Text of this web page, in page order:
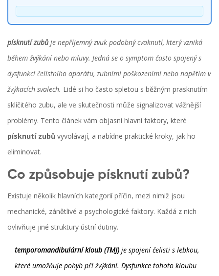
písknutí zubů je nepříjemný zvuk podobný cvaknutí, který vzniká
během žvýkání nebo mluvy. Jedná se o symptom často spojený s
dysfunkcí čelistního aparátu, zubními poškozeními nebo napětím v
žvýkacích svalech. Lidé si ho často spletou s běžným prasknutím
sklíčitého zubu, ale ve skutečnosti může signalizovat vážnější
problémy. Tento článek vám objasní hlavní faktory, které
písknutí zubů vyvolávají, a nabídne praktické kroky, jak ho
eliminovat.
Co způsobuje písknutí zubů?
Existuje několik hlavních kategorií příčin, mezi nimiž jsou
mechanické, zánětlivé a psychologické faktory. Každá z nich
ovlivňuje jiné struktury ústní dutiny.
temporomandibulární kloub (TMJ) je spojení čelisti s lebkou,
které umožňuje pohyb při žvýkání. Dysfunkce tohoto kloubu